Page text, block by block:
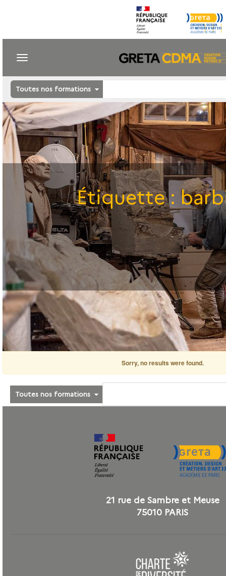
Toutes nos formations
Étiquette :
Sorry, no results were found.
Toutes nos formations
21 rue de Sambre et Meuse
75010 PARIS